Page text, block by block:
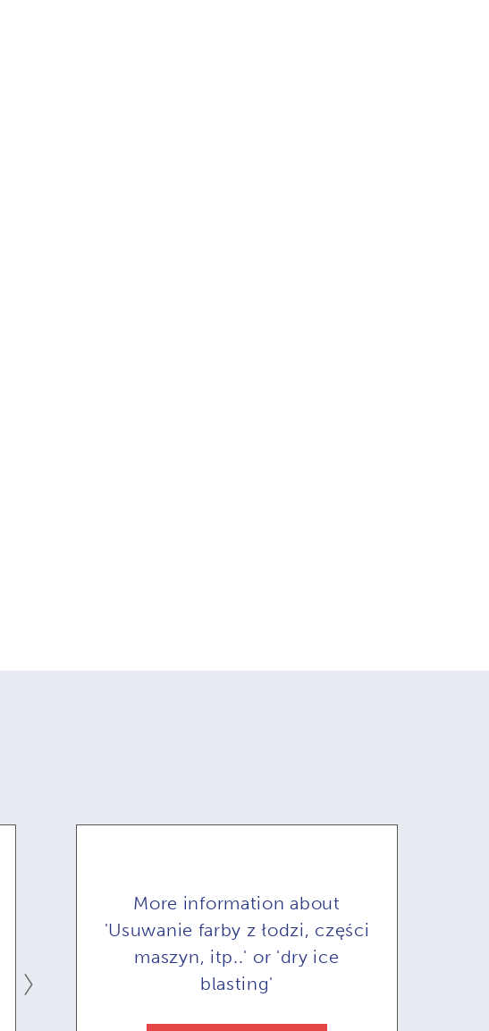
More information about
'Usuwanie farby z łodzi, części
maszyn, itp..' or 'dry ice
blasting'